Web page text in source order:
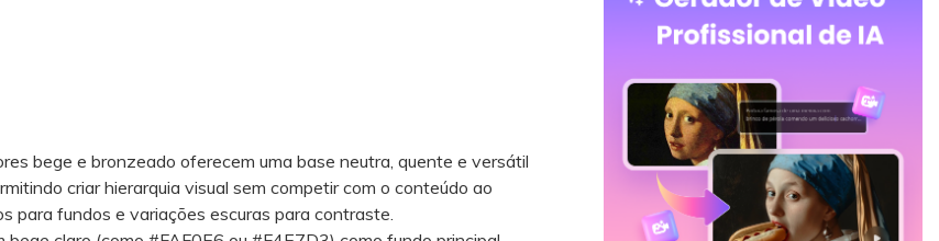
bege e bronzeado oferecem uma base neutra, quente e versátil
criar hierarquia visual sem competir com o conteúdo ao
para fundos e variações escuras para contraste.